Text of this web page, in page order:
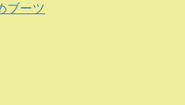
ブーツ